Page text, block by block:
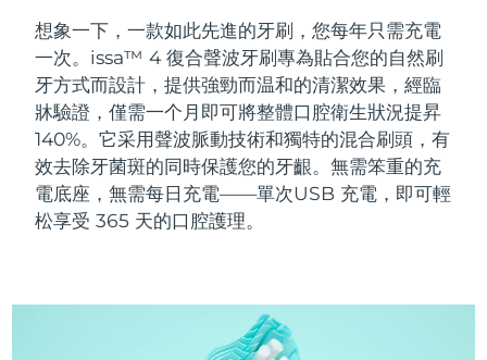
想象一下，一款如此先進的牙刷，您每年只需充電
一次。issa™ 4 復合聲波牙刷專為貼合您的自然刷
牙方式而設計，提供強勁而温和的清潔效果，經臨
牀驗證，僅需一个月即可將整體口腔衛生狀況提昇
140%。它采用聲波脈動技術和獨特的混合刷頭，有
效去除牙菌斑的同時保護您的牙齦。無需笨重的充
電底座，無需每日充電——單次USB 充電，即可輕
松享受 365 天的口腔護理。
LUNA™ 4 套裝
Anti-aging massage
LUNA™ 4 Plus
Massage, LED heating
BEAR™ 2 套裝
Microcurrent toning
BEAR™ 2 go
Microcurrent toning on-the-go
補水保濕
UFO™ 3 套裝
Deep facial hydration
Near-infrared and red light therapy
口腔護理
issa™ 4
Hybrid silicone sonic toothbrush
Smart hybrid silicone sonic toothbrush
FAQ™ 抗老護理
LED 護理
比利時 預計送達日期 09/08/2026
百慕達 預計送達日期15/08/2026
波士尼亞與赫塞哥維納 預計送達日期12/08/2026
汶萊 預計送達日期14/08/2026
保加利亞
預計送達日期